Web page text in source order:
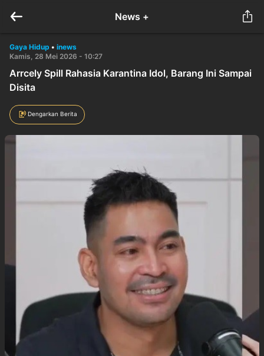
News +
Gaya Hidup • inews
Kamis, 28 Mei 2026 - 10:27
Arrcely Spill Rahasia Karantina Idol, Barang Ini Sampai
Disita
Dengarkan Berita